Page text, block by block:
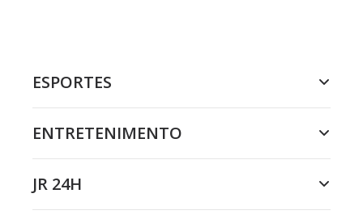
ESPORTES
ENTRETENIMENTO
JR 24H